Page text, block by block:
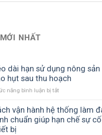
NHẤT
dài hạn sử dụng nông
hụt sau thu hoạch
năng bình luận bị tắt
dài
vận hành hệ thống làm
chuẩn giúp hạn chế sự
bị